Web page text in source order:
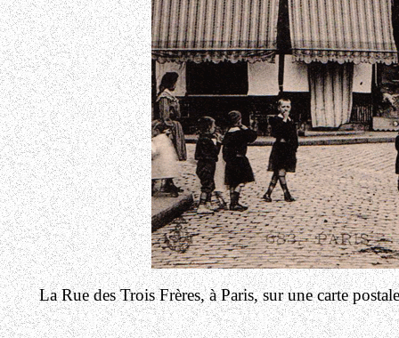
La Rue des Trois Frères, à Paris, sur une carte